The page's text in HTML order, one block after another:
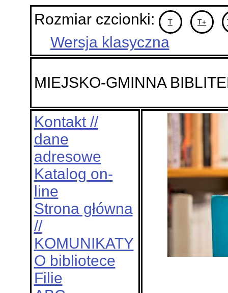
Rozmiar czcionki: T T+
Wersja klasyczna
MIEJSKO-GMINNA
Kontakt //
dane
adresowe
Katalog on-
line
Strona główna
//
KOMUNIKATY
O bibliotece
Filie